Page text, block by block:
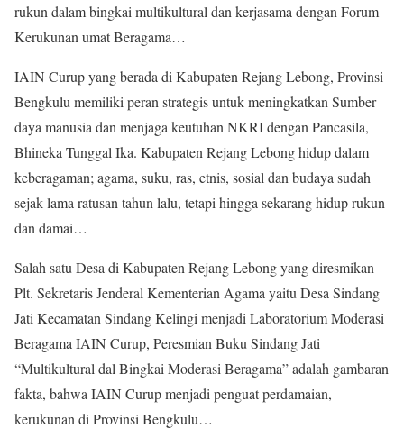
rukun dalam bingkai multikultural dan kerjasama dengan Forum
Kerukunan umat Beragama…
IAIN Curup yang berada di Kabupaten Rejang Lebong, Provinsi
Bengkulu memiliki peran strategis untuk meningkatkan Sumber
daya manusia dan menjaga keutuhan NKRI dengan Pancasila,
Bhineka Tunggal Ika. Kabupaten Rejang Lebong hidup dalam
keberagaman; agama, suku, ras, etnis, sosial dan budaya sudah
sejak lama ratusan tahun lalu, tetapi hingga sekarang hidup rukun
dan damai…
Salah satu Desa di Kabupaten Rejang Lebong yang diresmikan
Plt. Sekretaris Jenderal Kementerian Agama yaitu Desa Sindang
Jati Kecamatan Sindang Kelingi menjadi Laboratorium Moderasi
Beragama IAIN Curup, Peresmian Buku Sindang Jati
“Multikultural dal Bingkai Moderasi Beragama” adalah gambaran
fakta, bahwa IAIN Curup menjadi penguat perdamaian,
kerukunan di Provinsi Bengkulu…